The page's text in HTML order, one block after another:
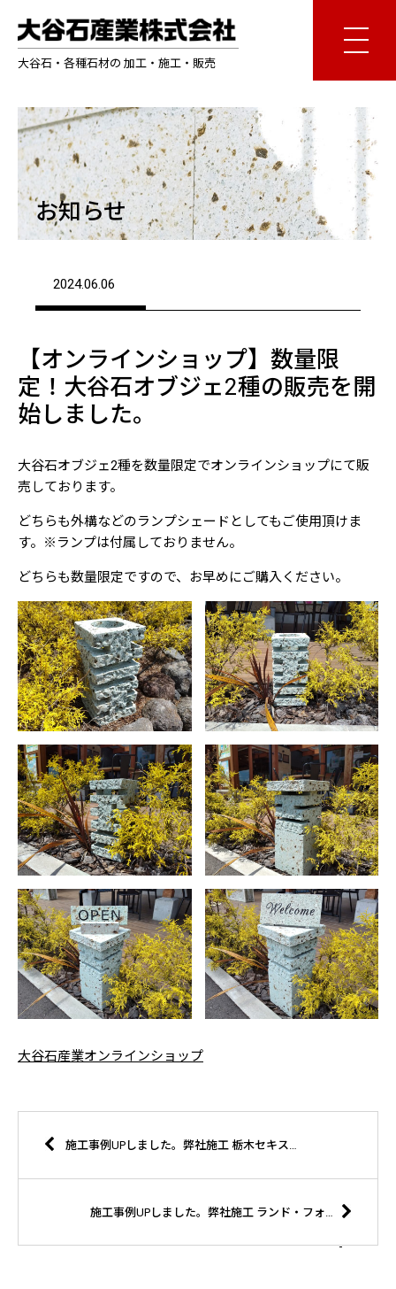
大谷石・各種石材の 加工・施工・販売
お知らせ
2024.06.06
【オンラインショップ】数量限
定！大谷石オブジェ2種の販売を開
始しました。
大谷石オブジェ2種を数量限定でオンラインショップにて販
売しております。
どちらも外構などのランプシェードとしてもご使用頂けま
す。※ランプは付属しておりません。
どちらも数量限定ですので、お早めにご購入ください。
大谷石産業オンラインショップ
施工事例UPしました。弊社施工 栃木セキスイハイム株式会社様 那須塩原市 K様邸
施工事例UPしました。弊社施工 ランド・フォレスト株式会社様 宇都宮市 N様邸